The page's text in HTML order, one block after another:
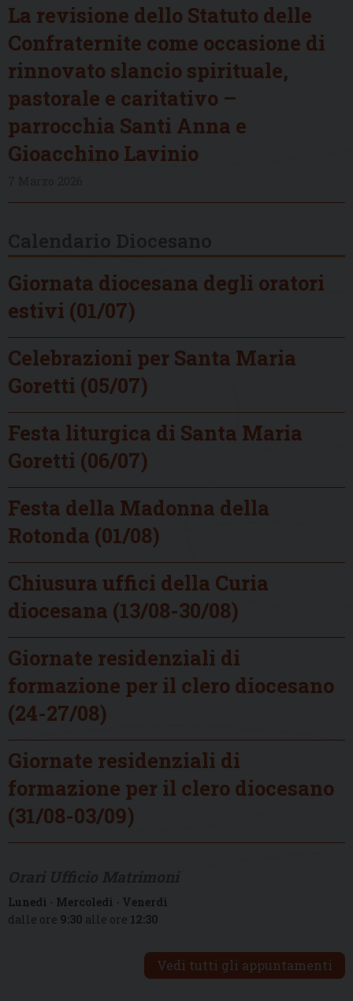
La revisione dello Statuto delle
Confraternite come occasione di
rinnovato slancio spirituale,
pastorale e caritativo –
parrocchia Santi Anna e
Gioacchino Lavinio
Giornata diocesana degli oratori
estivi (01/07)
Celebrazioni per Santa Maria
Goretti (05/07)
Festa liturgica di Santa Maria
Goretti (06/07)
Festa della Madonna della
Rotonda (01/08)
Chiusura uffici della Curia
diocesana (13/08-30/08)
Giornate residenziali di
formazione per il clero diocesano
(24-27/08)
Giornate residenziali di
formazione per il clero diocesano
(31/08-03/09)
Lunedì - Mercoledì - Venerdì
dalle ore 9:30 alle ore 12:30
Vedi tutti gli appuntamenti